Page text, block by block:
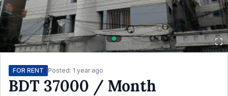
FOR RENT Posted: 1 year ago
BDT 37000 / Month